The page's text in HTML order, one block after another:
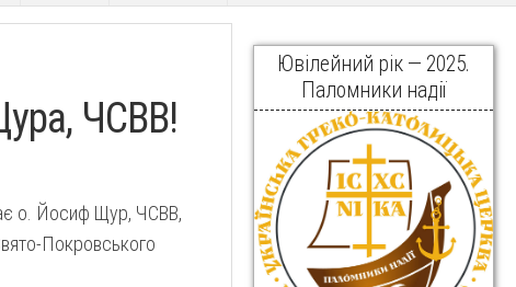
ЧСВВ!
о. Йосиф Щур, ЧСВВ,
Покровського
Ювілейний рік — 2025.
Паломники надії